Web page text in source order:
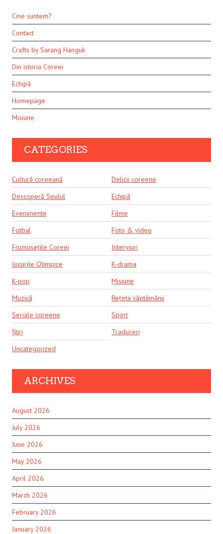
Cine suntem?
Contact
Crafts by Sarang Hanguk
Din istoria Coreei
Echipă
Homepage
Misiune
CATEGORIES
Cultură coreeană
Delicii coreene
Descoperă Seulul
Echipă
Evenimente
Filme
Fotbal
Foto & video
Frumusețile Coreei
Interviuri
Jocurile Olimpice
K-drama
K-pop
Misiune
Muzică
Rețeta săptămânii
Seriale coreene
Sport
Știri
Traduceri
Uncategorized
ARCHIVES
August 2026
July 2026
June 2026
May 2026
April 2026
March 2026
February 2026
January 2026